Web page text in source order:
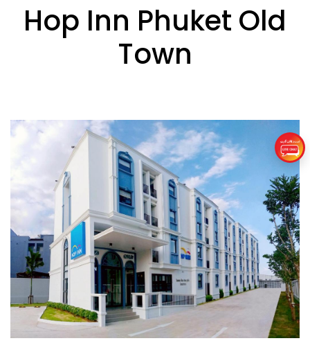
Hop Inn Phuket Old
Town